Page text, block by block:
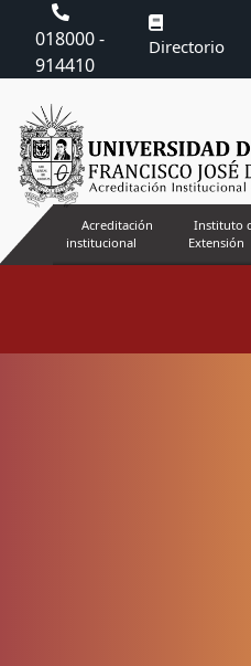
018000 -
914410
Directorio
Acreditación
institucional
Instituto
Extensión